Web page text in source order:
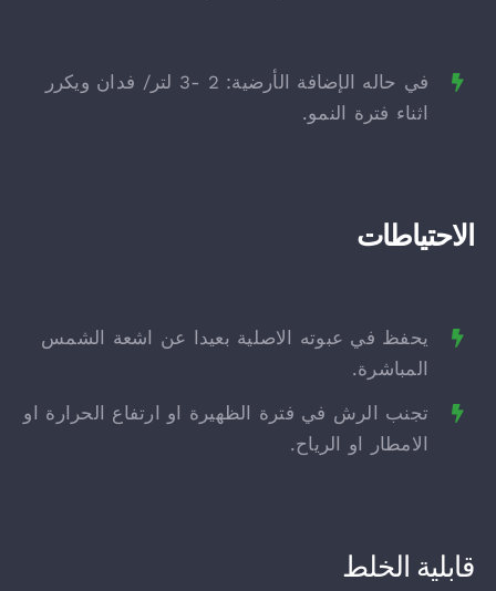
في حاله الإضافة الأرضية: 2 -3 لتر/ فدان ويكرر
اثناء فترة النمو.
الاحتياطات
يحفظ في عبوته الاصلية بعيدا عن اشعة الشمس
المباشرة.
تجنب الرش في فترة الظهيرة او ارتفاع الحرارة او
الامطار او الرياح.
قابلية الخلط